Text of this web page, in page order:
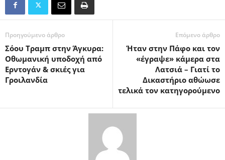
Προηγούμενο άρθρο
Σόου Τραμπ στην Άγκυρα:
Οθωμανική υποδοχή από
Ερντογάν & σκιές για
Γροιλανδία
Επόμενο άρθρο
Ήταν στην Πάφο και τον
«έγραψε» κάμερα στα
Λατσιά – Γιατί το
Δικαστήριο αθώωσε
τελικά τον κατηγορούμενο